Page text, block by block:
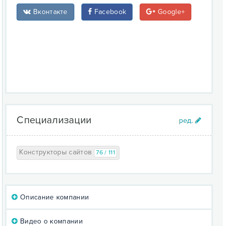
Вконтакте Facebook Google+
Специализации
Конструкторы сайтов 76 / 111
Описание компании
Видео о компании